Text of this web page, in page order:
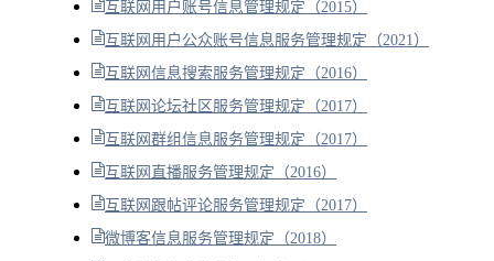
互联网用户账号信息管理规定（2015）
互联网用户公众账号信息服务管理规定（2021）
互联网信息搜索服务管理规定（2016）
互联网论坛社区服务管理规定（2017）
互联网群组信息服务管理规定（2017）
互联网直播服务管理规定（2016）
互联网跟帖评论服务管理规定（2017）
微博客信息服务管理规定（2018）